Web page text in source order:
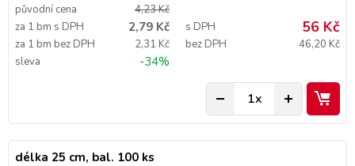
původní cena
4,23 Kč
za 1 bm s DPH
2,79 Kč
za 1 bm bez DPH
2,31 Kč
sleva
-34%
s DPH 56 Kč
bez DPH 46,20 Kč
délka 25 cm, bal. 100 ks